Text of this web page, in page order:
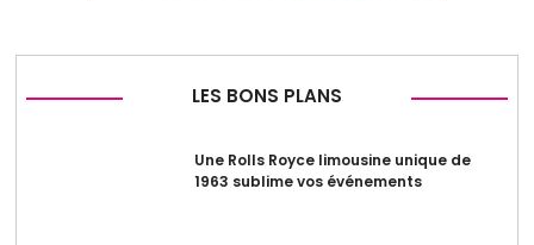
LES BONS PLANS
Une Rolls Royce limousine unique de
1963 sublime vos événements